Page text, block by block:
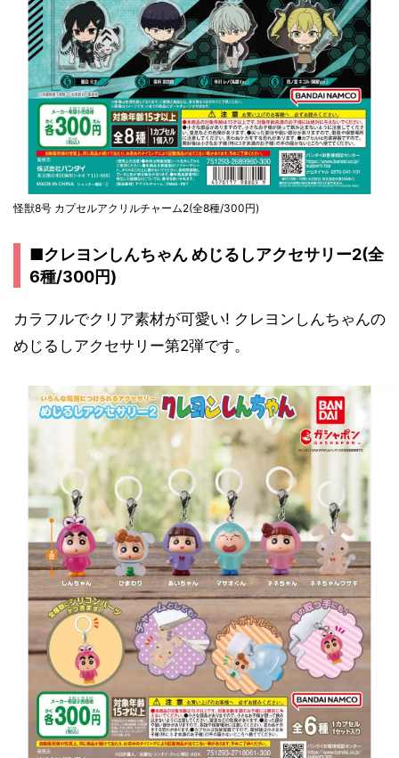
怪獣8号 カプセルアクリルチャーム2(全8種/300円)
■クレヨンしんちゃん めじるしアクセサリー2(全
6種/300円)
カラフルでクリア素材が可愛い! クレヨンしんちゃんの
めじるしアクセサリー第2弾です。